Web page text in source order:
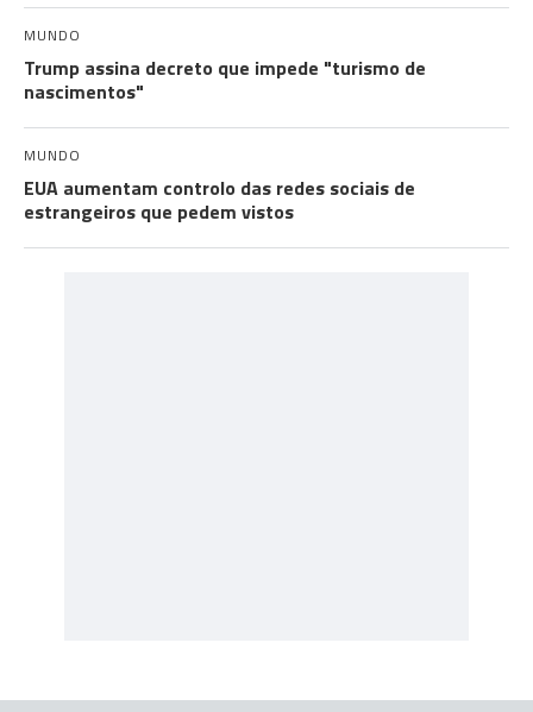
MUNDO
Trump assina decreto que impede "turismo de
nascimentos"
MUNDO
EUA aumentam controlo das redes sociais de
estrangeiros que pedem vistos